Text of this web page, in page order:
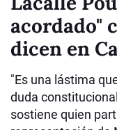
acordado"
dicen en
"Es una lástima
duda
sostiene quien